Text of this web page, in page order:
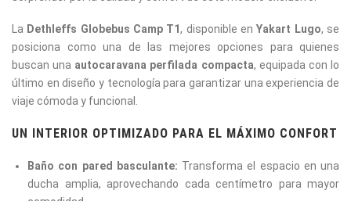
La Dethleffs Globebus Camp T1, disponible enYakart Lugo, se
posiciona como una de las mejores opciones para quienes
buscan una autocaravana perfilada compacta, equipada con lo
último en diseño y tecnología para garantizar una experiencia de
viaje cómoda y funcional.
UN INTERIOR OPTIMIZADO PARA EL MÁXIMO CONFORT
Baño con pared basculante: Transforma el espacio en una
ducha amplia, aprovechando cada centímetro para mayor